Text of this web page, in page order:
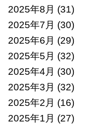
2025年8月 (31)
2025年7月 (30)
2025年6月 (29)
2025年5月 (32)
2025年4月 (30)
2025年3月 (32)
2025年2月 (16)
2025年1月 (27)